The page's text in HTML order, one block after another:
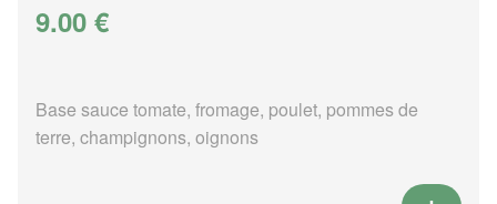
9.00 €
Base sauce tomate, fromage, poulet, pommes de
terre, champignons, oignons